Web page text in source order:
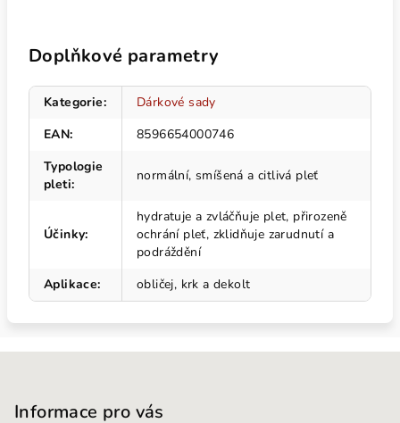
Doplňkové parametry
Kategorie:
Dárkové sady
EAN:
8596654000746
Typologie
pleti:
normální, smíšená a citlivá pleť
Účinky:
hydratuje a zvláčňuje plet, přirozeně
ochrání pleť, zklidňuje zarudnutí a
podráždění
Aplikace: obličej, krk a dekolt
Informace pro vás